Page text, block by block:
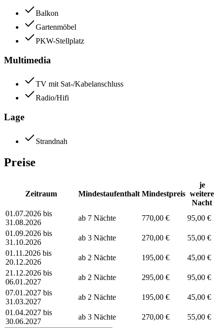
Balkon
Gartenmöbel
PKW-Stellplatz
Multimedia
TV mit Sat-/Kabelanschluss
Radio/Hifi
Lage
Strandnah
Preise
Zeitraum Mindestaufenthalt Mindestpreis
je
weitere
Nacht
01.07.2026 bis
31.08.2026
ab 7 Nächte 770,00 €
95,00 €
01.09.2026 bis
31.10.2026
ab 3 Nächte 270,00 €
55,00 €
01.11.2026 bis
20.12.2026
ab 2 Nächte 195,00 €
45,00 €
21.12.2026 bis
06.01.2027
ab 2 Nächte 295,00 €
95,00 €
07.01.2027 bis
31.03.2027
ab 2 Nächte 195,00 €
45,00 €
01.04.2027 bis
30.06.2027
ab 3 Nächte 270,00 € 55,00 €